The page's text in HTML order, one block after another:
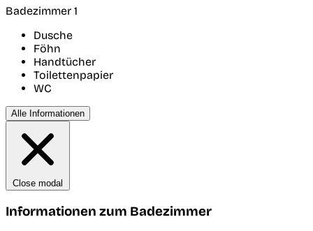
Badezimmer 1
Dusche
Föhn
Handtücher
Toilettenpapier
WC
Alle Informationen
Close modal
Informationen zum Badezimmer